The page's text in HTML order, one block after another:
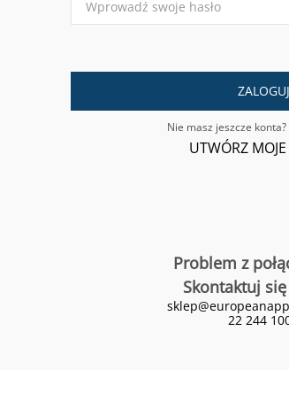
ZALOGUJ
Nie masz jeszcze
UTWÓRZ
Problem z
Skontaktuj
22 244